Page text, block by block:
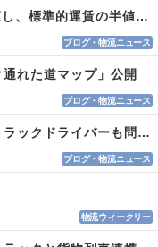
適正原価 実車率５０%を見直し、標準的運賃の半値の恐れも
ブログ・物流ニュース
れた道マップ」公開
ブログ・物流ニュース
自転車が従う信号はどれ？ トラックドライバーも問われる認識
ブログ・物流ニュース
物流ウィークリー